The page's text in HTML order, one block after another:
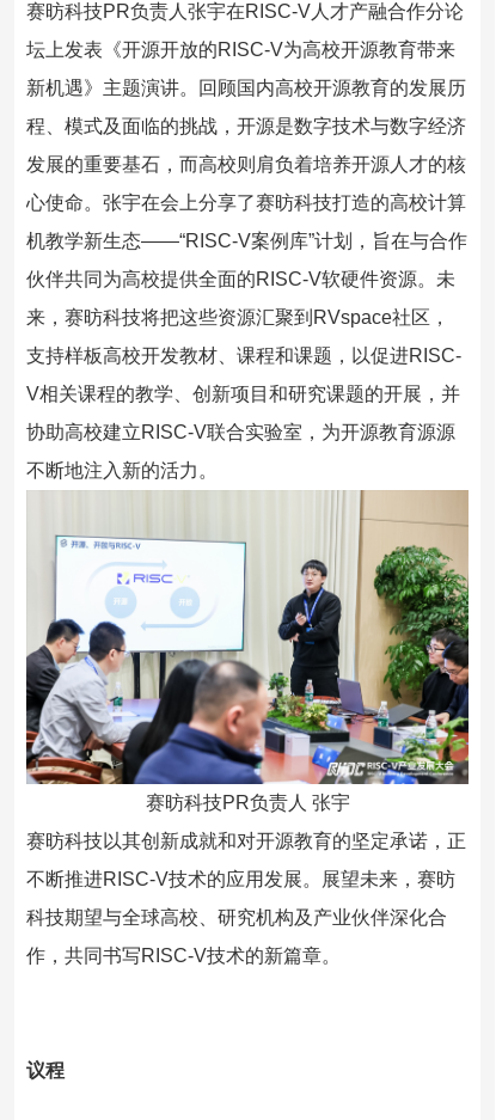
赛昉科技PR负责人张宇在RISC-V人才产融合作分论
坛 上发表 《开源开放的RISC-V为高校开源教育带来
新机遇》 主题演讲。回顾国内高校开源教育的发展历
程、模式及面临的挑战，开源是数字技术与数字经济
发展的重要基石，而高校则肩负着培养开源人才的核
心使命。张宇在会上分享了赛昉科技打造的高校计算
机教学新生态——“RISC-V案例库”计划 ， 旨在与合作
伙伴共同为高校提供全面的RISC-V软硬件资源。未
来，赛昉科技将把这些资源汇聚到RVspace社区，
支持样板高校开发教材、课程和课题，以促进RISC-
V相关课程的教学、创新项目和研究课题的开展，并
协助高校建立RISC-V联合实验室 ， 为开源教育源源
不断地注入新的活力。
赛昉科技PR负责人 张宇
赛昉科技以其创新成就和对开源教育的坚定承诺，正
不断推进RISC-V技术的应用发展。展望未来，赛昉
科技期望与全球高校、研究机构及产业伙伴深化合
作，共同书写RISC-V技术的新篇章。
议程